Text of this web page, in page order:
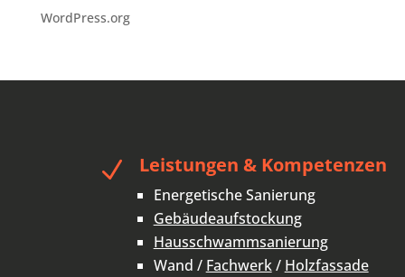
WordPress.org
N Leistungen & Kompetenzen
Energetische Sanierung
Gebäudeaufstockung
Hausschwammsanierung
Wand / Fachwerk/ Holzfassade